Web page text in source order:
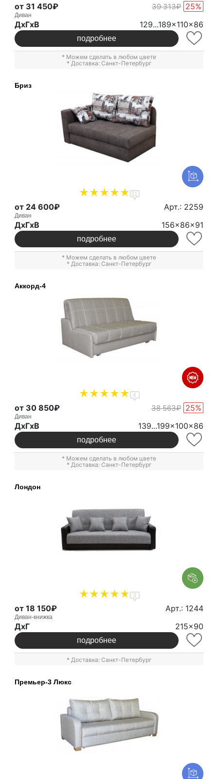
от 31 450₽ 39 313₽ 25%
Диван
ДxГxВ 129...189x110x86
подробнее
* Можем сделать в любом цвете
* Доставка: Санкт-Петербург
Бриз
11
от 24 600₽ Арт.: 2259
Диван
ДxГxВ 156x86x91
подробнее
* Можем сделать в любом цвете
* Доставка: Санкт-Петербург
Аккорд-4
4
от 30 850₽ 38 563₽ 25%
Диван
ДxГxВ 139...199x100x86
подробнее
* Можем сделать в любом цвете
* Доставка: Санкт-Петербург
Лондон
3
от 18 150₽ Арт.: 1244
Диван-книжка
ДxГ 215x90
подробнее
* Доставка: Санкт-Петербург
Премьер-3 Люкс